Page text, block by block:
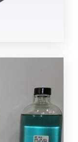
ต